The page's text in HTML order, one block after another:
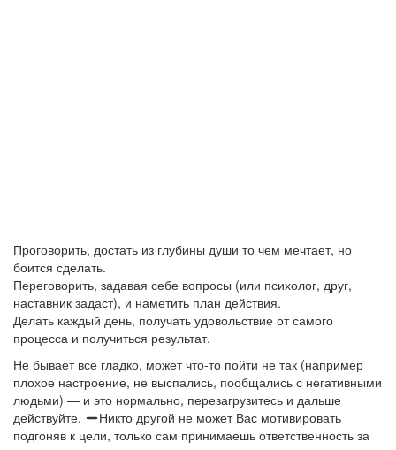
Проговорить, достать из глубины души то чем мечтает, но
боится сделать.
Переговорить, задавая себе вопросы (или психолог, друг,
наставник задаст), и наметить план действия.
Делать каждый день, получать удовольствие от самого
процесса и получиться результат.
Не бывает все гладко, может что-то пойти не так (например
плохое настроение, не выспались, пообщались с негативными
людьми) — и это нормально, перезагрузитесь и дальше
действуйте.
Никто другой не может Вас мотивировать
подгоняв к цели, только сам принимаешь ответственность за